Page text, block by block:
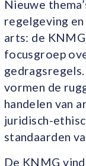
Nieuwe
regelgeving
arts: de
focusgroep
vormen de
handelen van
juridisch-
standaarden
De KNMG